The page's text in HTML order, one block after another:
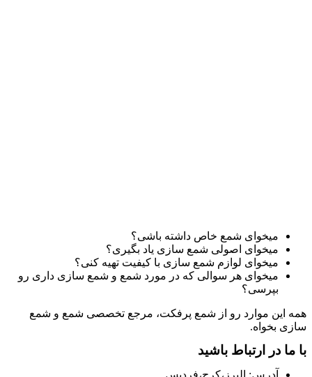
میخوای شمع خاص داشته باشی؟
میخوای اصولی شمع سازی یاد بگیری؟
میخوای لوازم شمع سازی با کیفیت تهیه کنی؟
میخوای هر سوالی که در مورد شمع و شمع سازی داری رو
بپرسی؟
همه این موارد رو از شمع پرفکت، مرجع تخصصی شمع و شمع
سازی بخواه.
با ما در ارتباط باشید
آدرس:‌ البرز،کرج،فردیس